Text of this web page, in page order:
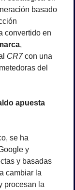
basado
,
CR7 con una
del
apuesta
se ha
y
y basadas
cambiar la
procesan la